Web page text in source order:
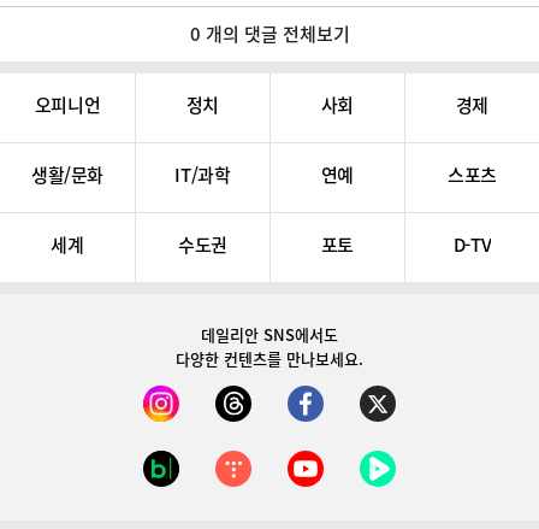
0 개의 댓글 전체보기
오피니언 정치 사회 경제
생활/문화 IT/과학 연예 스포츠
세계 수도권 포토 D-TV
데일리안 SNS에서도
다양한 컨텐츠를 만나보세요.